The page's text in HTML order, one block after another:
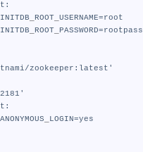
:
INITDB ROOT USERNAME=root
INITDB ROOT PASSWORD=rootpass
zookeeper :latest'
:
ANONYMOUS LOGIN=yes